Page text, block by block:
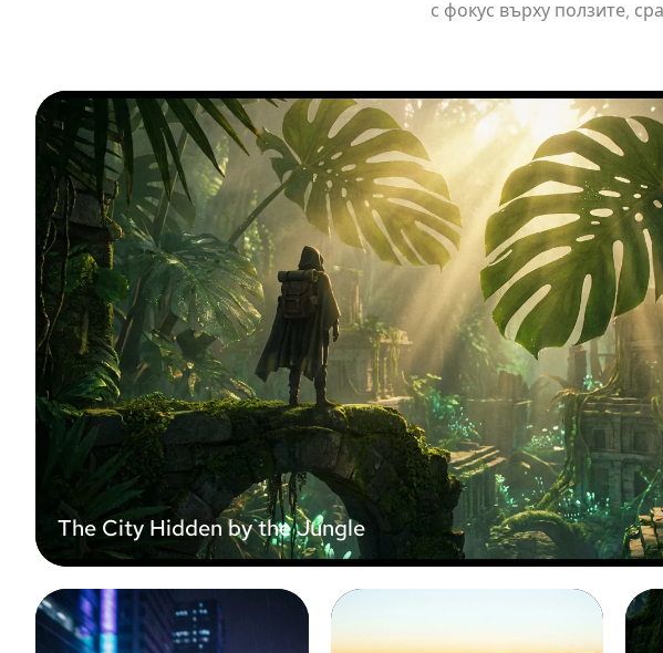
с фокус върху ползите,
The City Hidden by the Jungle